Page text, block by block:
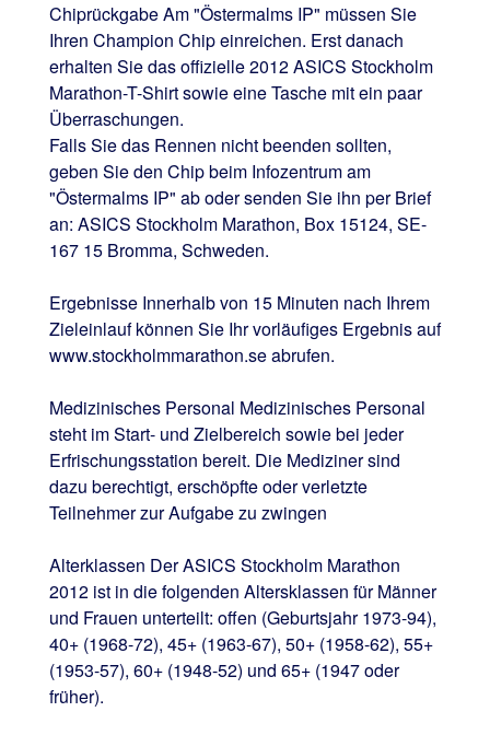
Chiprückgabe Am "Östermalms IP" müssen Sie
Ihren Champion Chip einreichen. Erst danach
erhalten Sie das offizielle 2012 ASICS Stockholm
Marathon-T-Shirt sowie eine Tasche mit ein paar
Überraschungen.
Falls Sie das Rennen nicht beenden sollten,
geben Sie den Chip beim Infozentrum am
"Östermalms IP" ab oder senden Sie ihn per Brief
an: ASICS Stockholm Marathon, Box 15124, SE-
167 15 Bromma, Schweden.
Ergebnisse Innerhalb von 15 Minuten nach Ihrem
Zieleinlauf können Sie Ihr vorläufiges Ergebnis auf
www.stockholmmarathon.se abrufen.
Medizinisches Personal Medizinisches Personal
steht im Start- und Zielbereich sowie bei jeder
Erfrischungsstation bereit. Die Mediziner sind
dazu berechtigt, erschöpfte oder verletzte
Teilnehmer zur Aufgabe zu zwingen
Alterklassen Der ASICS Stockholm Marathon
2012 ist in die folgenden Altersklassen für Männer
und Frauen unterteilt: offen (Geburtsjahr 1973-94),
40+ (1968-72), 45+ (1963-67), 50+ (1958-62), 55+
(1953-57), 60+ (1948-52) und 65+ (1947 oder
früher).